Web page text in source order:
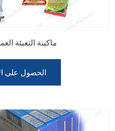
ماكينة التعبئة
الحصول على